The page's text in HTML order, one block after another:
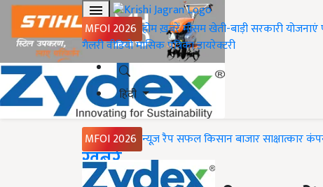
MFOI 2026 होमख़बरेंमौसमखेती-बाड़ीसरकारी योजनाएं
गैलरीवीडियोमासिक पत्रिकाडायरेक्टरी
हिंदी
MFOI 2026 न्यूज़ रैपसफल किसानबाजारसाक्षात्कार
Home
ख़बरें